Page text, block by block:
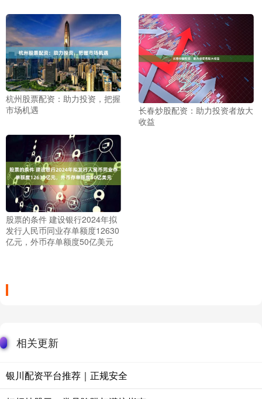
杭州股票配资：助力投资，把握
市场机遇
长春炒股配资：助力投资者放大
收益
股票的条件 建设银行2024年拟
发行人民币同业存单额度12630
亿元，外币存单额度50亿美元
相关更新
银川配资平台推荐｜正规安全